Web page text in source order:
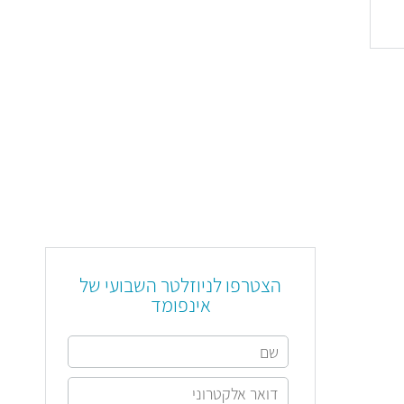
הצטרפו לניוזלטר השבועי של
אינפומד